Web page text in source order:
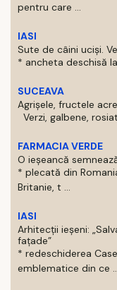
pentru care ...
IASI
Sute de câini uciși.
* ancheta deschisă
SUCEAVA
Agrișele, fructele
Verzi, galbene,
FARMACIA VERDE
O ieșeancă
* plecată din
Britanie, t ...
IASI
Arhitecții ieșeni:
fațade”
* redeschiderea
emblematice din ce